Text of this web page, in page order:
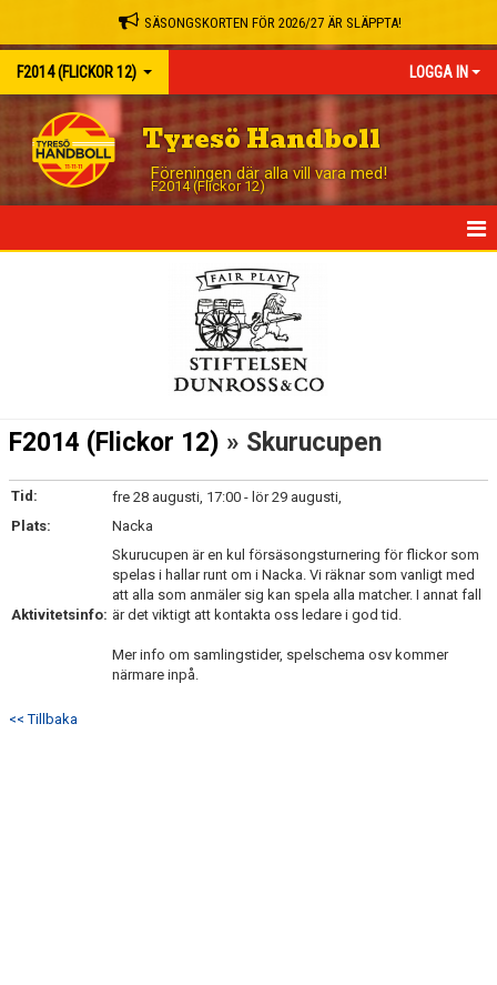
SÄSONGSKORTEN FÖR 2026/27 ÄR SLÄPPTA!
F2014 (FLICKOR 12) LOGGA IN
Tyresö Handboll
Föreningen där alla vill vara med!
F2014 (Flickor 12)
F2014 (Flickor 12) » Skurucupen
Tid:
fre 28 augusti, 17:00 - lör 29 augusti,
Plats:
Nacka
Aktivitetsinfo:
Skurucupen är en kul försäsongsturnering för flickor som
spelas i hallar runt om i Nacka. Vi räknar som vanligt med
att alla som anmäler sig kan spela alla matcher. I annat fall
är det viktigt att kontakta oss ledare i god tid.
Mer info om samlingstider, spelschema osv kommer
närmare inpå.
<< Tillbaka